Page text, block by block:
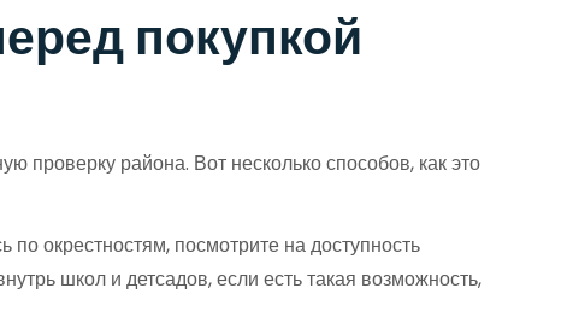
покупкой
проверку района. Вот несколько способов, как это
окрестностям, посмотрите на доступность
школ и детсадов, если есть такая возможность,